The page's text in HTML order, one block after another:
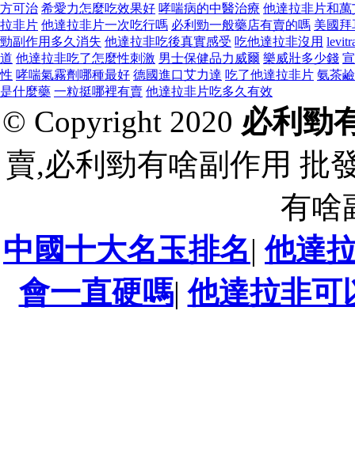
方可治 希愛力怎麼吃效果好 哮喘病的中醫治療 他達拉非片和萬
拉非片 他達拉非片一次吃行嗎 必利勁一般藥店有賣的嗎 美國拜
勁副作用多久消失 他達拉非吃後真實感受 吃他達拉非沒用
道 他達拉非吃了怎麼性刺激 男士保健品力威爾 樂威壯多少錢
性 哮喘氣霧劑哪種最好 德國進口艾力達 吃了他達拉非片 氨茶
是什麼藥 一粒挺哪裡有賣 他達拉非片吃多久有效
© Copyright 2020 必利勁
賣,必利勁有啥副作用 批
有啥
中國十大名玉排名|他達
會一直硬嗎|他達拉非可